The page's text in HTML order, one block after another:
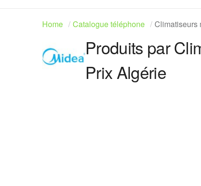
Home Catalogue téléphone Climatiseurs
Produits par
Prix Algérie